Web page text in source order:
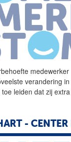
verandering
leiden dat zij
- CENTER